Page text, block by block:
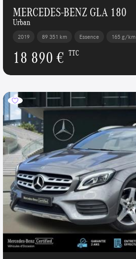
MERCEDES-BENZ GLA 180
Urban
2019 89 351 km Essence 165 g/km
18 890 € TTC